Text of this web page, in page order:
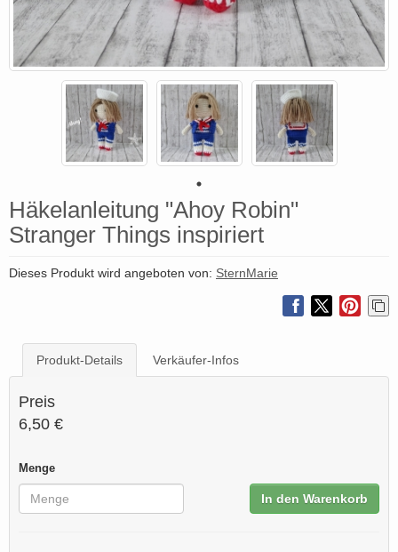
Häkelanleitung "Ahoy Robin"
Stranger Things inspiriert
Dieses Produkt wird angeboten von: SternMarie
Produkt-Details Verkäufer-Infos
Preis
6,50 €
Menge
In den Warenkorb